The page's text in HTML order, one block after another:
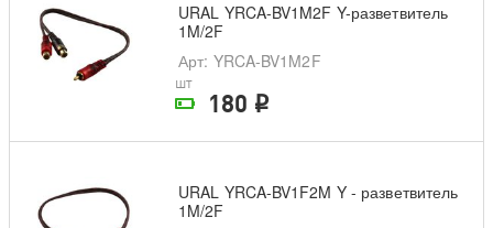
На складе поставщика
URAL YRCA-BV1M2F Y-разветвитель
1M/2F
Арт: YRCA-BV1M2F
шт
180 i
URAL YRCA-BV1F2M Y - разветвитель
1M/2F